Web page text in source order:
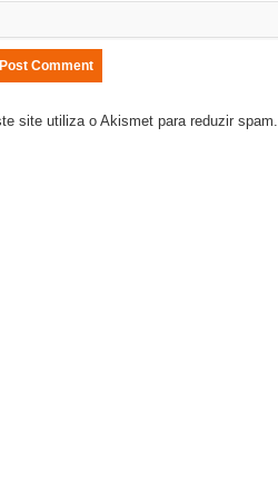
site utiliza o Akismet para reduzir spam.